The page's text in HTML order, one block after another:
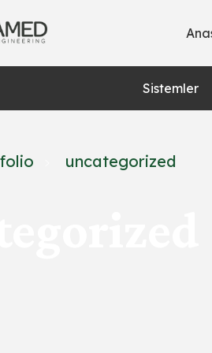
Sistemler
uncategorized